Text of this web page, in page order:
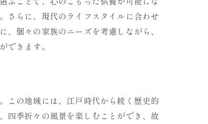
さらに、現代のライフスタイルに合わせ
個々の家族のニーズを考慮しながら、
できます。
この地域には、江戸時代から続く歴史的
四季折々の風景を楽しむことができ、故